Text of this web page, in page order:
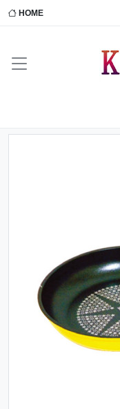
HOME
Previous